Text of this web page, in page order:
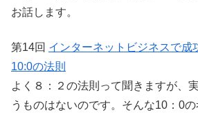
お話します。
第14回 インターネットビジネスで成
10:0の法則
よく８：２の法則って聞きますが、
うものはないのです。そんな10：0